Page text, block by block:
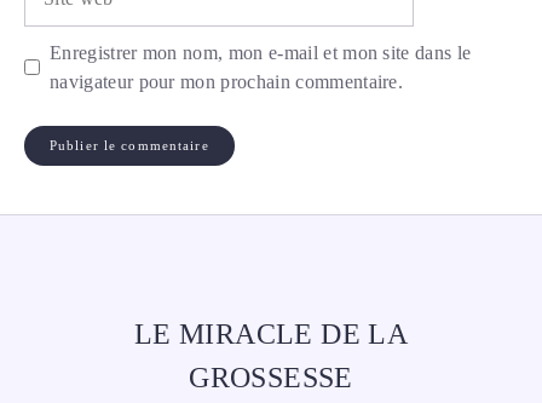
Enregistrer mon nom, mon e-mail et mon site dans le
navigateur pour mon prochain commentaire.
LE MIRACLE DE LA
GROSSESSE